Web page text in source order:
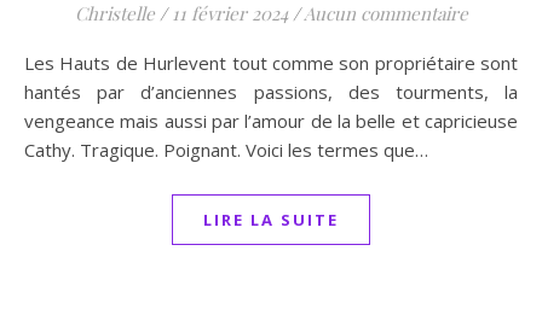
Christelle / 11 février 2024 /Aucun commentaire
Les Hauts de Hurlevent tout comme son propriétaire sont
hantés par d’anciennes passions, des tourments, la
vengeance mais aussi par l’amour de la belle et capricieuse
Cathy. Tragique. Poignant. Voici les termes que…
LIRE LA SUITE